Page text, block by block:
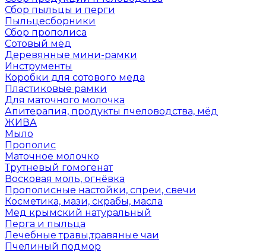
Сбор пыльцы и перги
Пыльцесборники
Сбор прополиса
Сотовый мёд
Деревянные мини-рамки
Инструменты
Коробки для сотового меда
Пластиковые рамки
Для маточного молочка
Апитерапия, продукты пчеловодства, мёд
ЖИВА
Мыло
Прополис
Маточное молочко
Трутневый гомогенат
Восковая моль, огнёвка
Прополисные настойки, спреи, свечи
Косметика, мази, скрабы, масла
Мед крымский натуральный
Перга и пыльца
Лечебные травы,травяные чаи
Пчелиный подмор